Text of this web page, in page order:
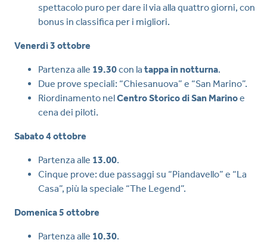
spettacolo puro per dare il via alla quattro giorni, con
bonus in classifica per i migliori.
Venerdì 3 ottobre
Partenza alle 19.30con la tappa in notturna.
Due prove speciali: “Chiesanuova” e “San Marino”.
Riordinamento nelCentro Storico di San Marinoe
cena dei piloti.
Sabato 4 ottobre
Partenza alle 13.00.
Cinque prove: due passaggi su “Piandavello” e “La
Casa”, più la speciale “The Legend”.
Domenica 5 ottobre
Partenza alle 10.30.